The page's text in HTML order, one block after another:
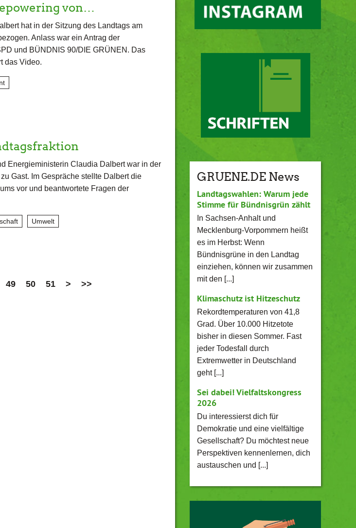
von…
hat in der Sitzung des Landtags am
Anlass war ein Antrag der
und BÜNDNIS 90/DIE GRÜNEN. Das
das Video.
Energieministerin Claudia Dalbert war in der
Gast. Im Gespräche stellte Dalbert die
vor und beantwortete Fragen der
Umwelt
49 50 51 > >>
GRUENE.DE News
Landtagswahlen: Warum jede
Stimme für Bündnisgrün zählt
In Sachsen-Anhalt und
Mecklenburg-Vorpommern heißt
es im Herbst: Wenn
Bündnisgrüne in den Landtag
einziehen, können wir zusammen
mit den [...]
Klimaschutz ist Hitzeschutz
Rekordtemperaturen von 41,8
Grad. Über 10.000 Hitzetote
bisher in diesen Sommer. Fast
jeder Todesfall durch
Extremwetter in Deutschland
geht [...]
Sei dabei! Vielfaltskongress
2026
Du interessierst dich für
Demokratie und eine vielfältige
Gesellschaft? Du möchtest neue
Perspektiven kennenlernen, dich
austauschen und [...]